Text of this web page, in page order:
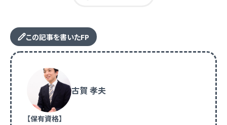
この記事を書いたFP
古賀 孝夫
【保有資格】